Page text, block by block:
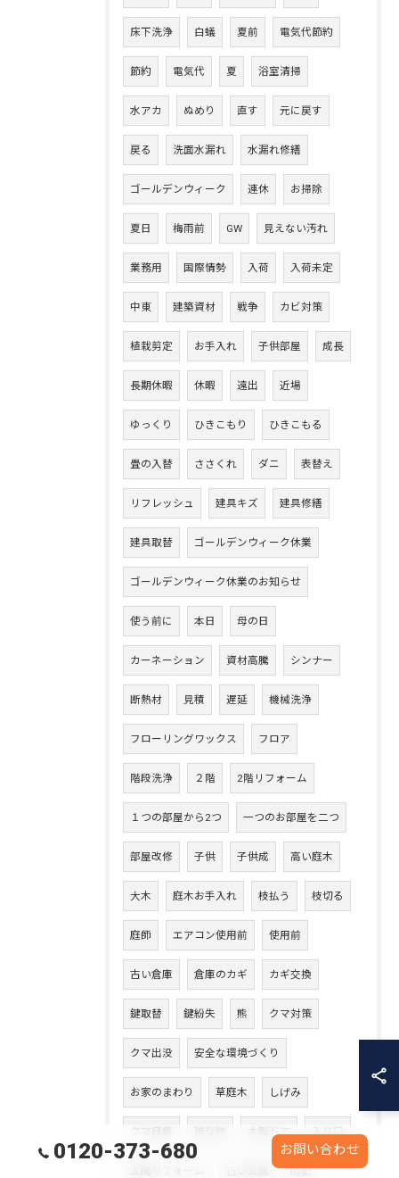
床下洗浄 白蟻 夏前 電気代節約
節約 電気代 夏 浴室清掃
水アカ ぬめり 直す 元に戻す
戻る 洗面水漏れ 水漏れ修繕
ゴールデンウィーク 連休 お掃除
夏日 梅雨前 GW 見えない汚れ
業務用 国際情勢 入荷 入荷未定
中東 建築資材 戦争 カビ対策
植栽剪定 お手入れ 子供部屋 成長
長期休暇 休暇 遠出 近場
ゆっくり ひきこもり ひきこもる
畳の入替 ささくれ ダニ 表替え
リフレッシュ 建具キズ 建具修繕
建具取替 ゴールデンウィーク休業
ゴールデンウィーク休業のお知らせ
使う前に 本日 母の日
カーネーション 資材高騰 シンナー
断熱材 見積 遅延 機械洗浄
フローリングワックス フロア
階段洗浄 ２階 2階リフォーム
１つの部屋から2つ 一つのお部屋を二つ
部屋改修 子供 子供成 高い庭木
大木 庭木お手入れ 枝払う 枝切る
庭師 エアコン使用前 使用前
古い倉庫 倉庫のカギ カギ交換
鍵取替 鍵紛失 熊 クマ対策
クマ出没 安全な環境づくり
お家のまわり 草庭木 しげみ
木製ドア 入り口
防犯
0120-373-680 お問い合わせ